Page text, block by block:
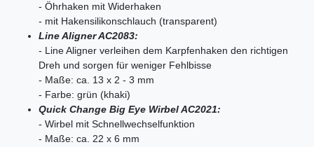
- Öhrhaken mit Widerhaken
- mit Hakensilikonschlauch (transparent)
Line Aligner AC2083:
- Line Aligner verleihen dem Karpfenhaken den richtigen
Dreh und sorgen für weniger Fehlbisse
- Maße: ca. 13 x 2 - 3 mm
- Farbe: grün (khaki)
Quick Change Big Eye Wirbel AC2021:
- Wirbel mit Schnellwechselfunktion
- Maße: ca. 22 x 6 mm